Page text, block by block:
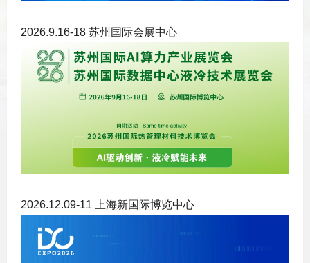
2026.9.16-18 苏州国际会展中心
2026.12.09-11 上海新国际博览中心